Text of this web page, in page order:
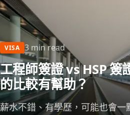
VISA 3 min read
工程師簽證 vs HSP 簽
的比較有幫助？
薪水不錯、有學歷，可能也會一